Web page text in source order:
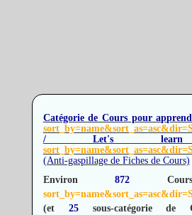
Catégorie de Cours pour
/ Let's
(Anti-gaspillage de Fiches de Cours)
Environ872
(et 25sous-catégorie de